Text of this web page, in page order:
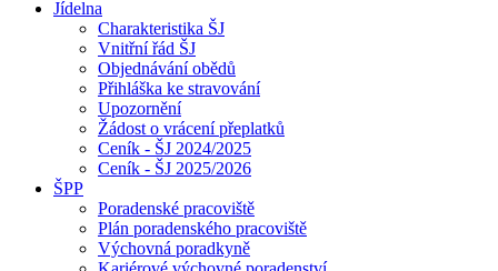
Jídelna
Charakteristika ŠJ
Vnitřní řád ŠJ
Objednávání obědů
Přihláška ke stravování
Upozornění
Žádost o vrácení přeplatků
Ceník - ŠJ 2024/2025
Ceník - ŠJ 2025/2026
ŠPP
Poradenské pracoviště
Plán poradenského pracoviště
Výchovná poradkyně